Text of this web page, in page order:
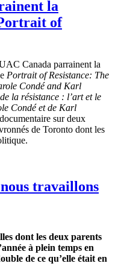
la
of
Canada parrainent la
Portrait of Resistance: The
Condéand Karl
la résistance : l’artet le
Condéet de Karl
documentaire sur deux
de Toronto dont les
.
travaillons
dont les deux parents
à plein temps en
de ce qu’elle était en